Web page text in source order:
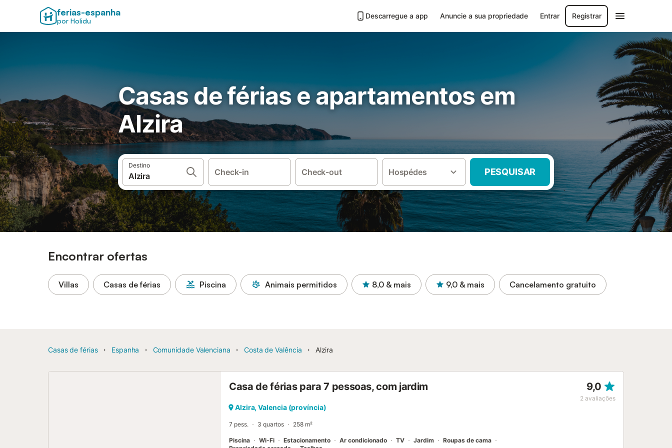
ferias-espanha
por Holidu
Descarregue a app Anuncie a sua propriedade Entrar Registrar
Casas de férias e apartamentos em
Alzira
Destino
Check-in Check-out Hospédes PESQUISAR
Encontrar ofertas
Villas Casas de férias Piscina Animais permitidos 8,0 & mais 9,0 & mais Cancelamento gratuito
Casas de férias Espanha Comunidade Valenciana Costa de Valência Alzira
Casa de férias para 7 pessoas, com jardim 9,0
2 avaliações
Alzira, Valencia (província)
7 pess. 3 quartos 258 m²
Piscina Wi-Fi Estacionamento Ar condicionado TV Jardim
Roupas de cama